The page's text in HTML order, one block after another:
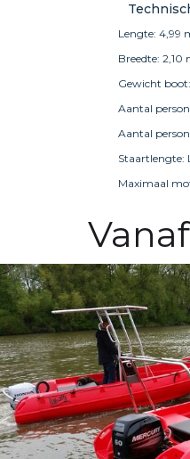
Lengte: 4,99
Breedte: 2,10
Gewicht
Aantal
Aantal
Staartlengte:
Maximaal